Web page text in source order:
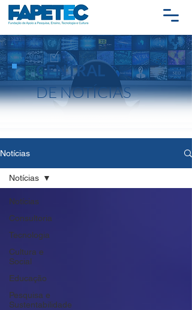
CENTRAL
DE NOTÍCIAS
Notícias
Notícias
Consultoria
Tecnologia
Cultura e
Social
Educação
Pesquisa e
Sustentabilidade
Notícias